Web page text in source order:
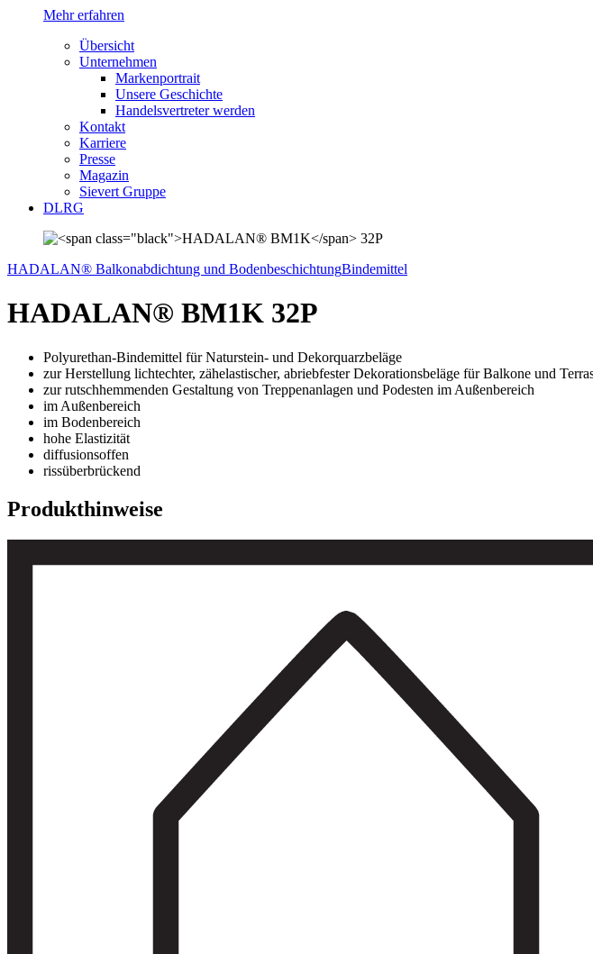
Mehr erfahren
Übersicht
Unternehmen
Markenportrait
Unsere Geschichte
Handelsvertreter werden
Kontakt
Karriere
Presse
Magazin
Sievert Gruppe
DLRG
HADALAN® Balkonabdichtung und BodenbeschichtungBindemittel
HADALAN® BM1K 32P
Polyurethan-Bindemittel für Naturstein- und Dekorquarzbeläge
zur Herstellung lichtechter, zähelastischer, abriebfester Dekorationsbeläge für Balkone und
zur rutschhemmenden Gestaltung von Treppenanlagen und Podesten im Außenbereich
im Außenbereich
im Bodenbereich
hohe Elastizität
diffusionsoffen
rissüberbrückend
Produkthinweise